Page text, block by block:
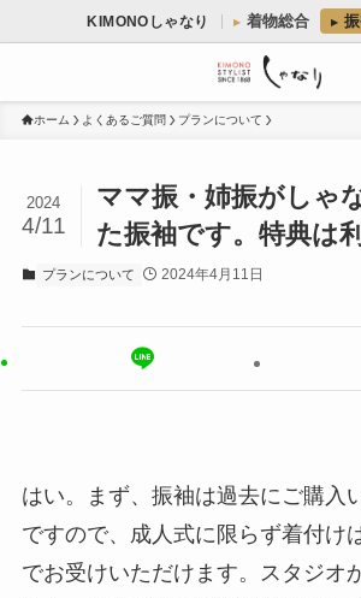
KIMONOしゃなり 着物総合
ホーム よくあるご質問 プランについて
ママ振・姉振がしゃ
た振袖です。特典は
2024
4/11
プランについて 2024年4月11日
はい。まず、振袖は過去にご購入
ですので、成人式に限らず着付け
でお受けいただけます。スタジオ